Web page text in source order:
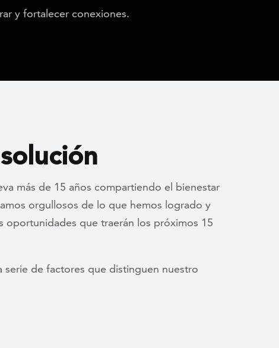
y fortalecer conexiones.
más de 15 años compartiendo el bienestar
orgullosos de lo que hemos logrado y
oportunidades que traerán los próximos 15
serie de factores que distinguen nuestro